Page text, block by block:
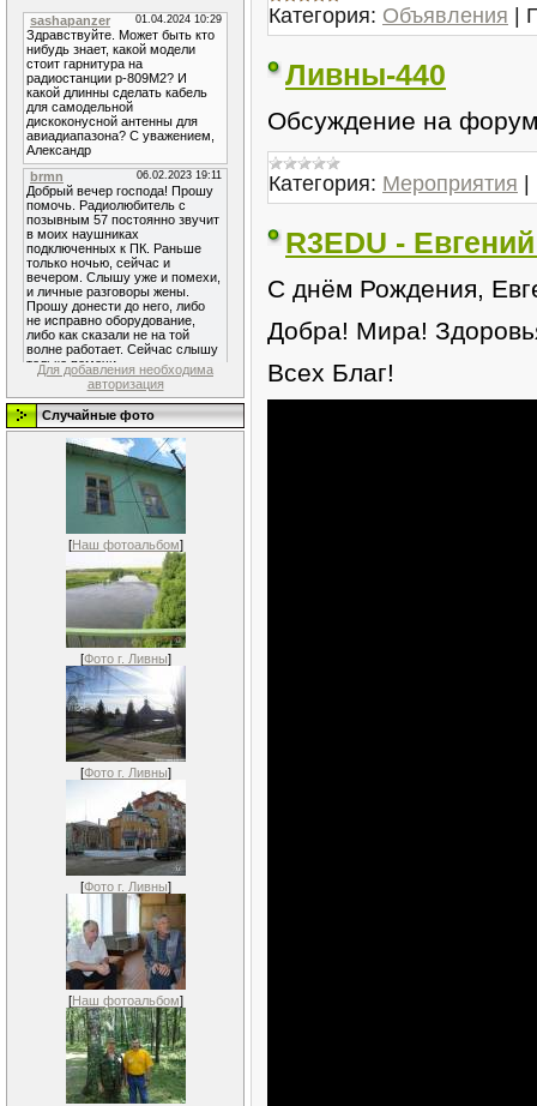
Для добавления необходима
авторизация
Случайные фото
[Наш фотоальбом]
[Фото г. Ливны]
[Фото г. Ливны]
[Фото г. Ливны]
[Наш фотоальбом]
Категория: Объявления |
Ливны-440
Обсуждение на
Категория: Мероприятия |
R3EDU -
С днём Рождения,
Добра! Мира!
Всех Благ!